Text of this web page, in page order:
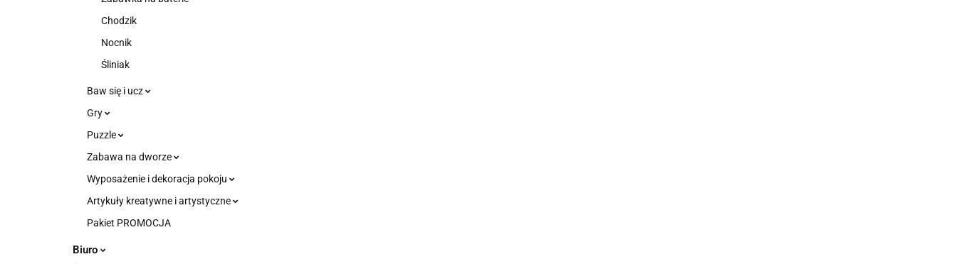
Chodzik
Nocnik
Śliniak
Baw się i ucz
Gry
Puzzle
Zabawa na dworze
Wyposażenie i dekoracja pokoju
Artykuły kreatywne i artystyczne
Pakiet PROMOCJA
Biuro